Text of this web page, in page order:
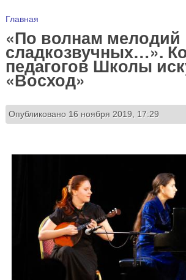
Вы здесь
Главная
«По волнам мелодий
сладкозвучных…».
педагогов Школы
«Восход»
Опубликовано 16 ноября 2019, 17:29